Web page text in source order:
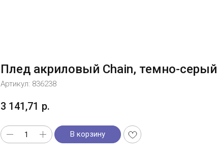
Плед акриловый Chain, темно-серый
Артикул: 836238
3 141,71 р.
В корзину